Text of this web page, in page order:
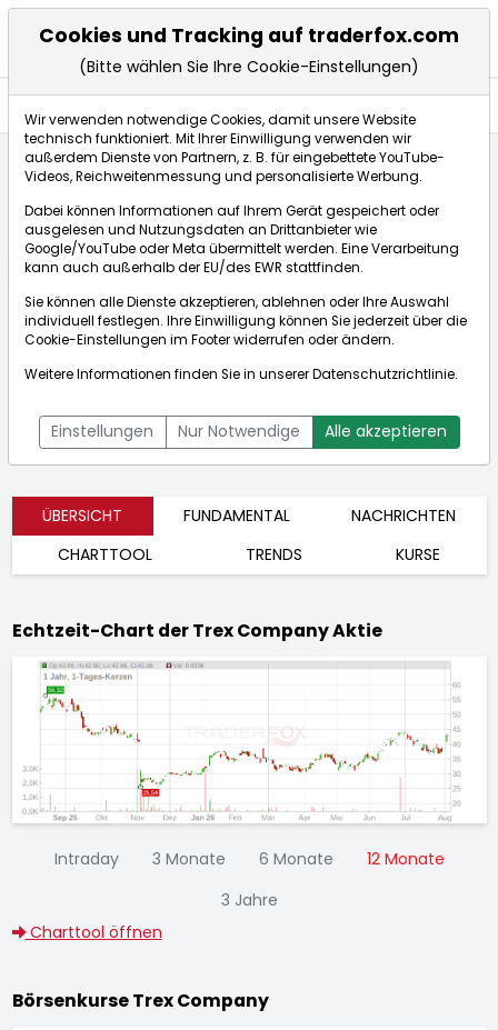
Börse:
US89531P1057]
Aktienkurse
Bid:41,840€Ask:42,020€
ÜBERSICHT FUNDAMENTAL
NACHRICHTEN
CHARTTOOL
TRENDS KURSE
Echtzeit-Chart der Trex Company Aktie
Intraday 3 Monate 6 Monate
12 Monate
3 Jahre
Charttool öffnen
Börsenkurse Trex Company
Cookies und Tracking auf traderfox.com
(Bitte wählen Sie Ihre Cookie-Einstellungen)
Wir verwenden notwendige Cookies, damit unsere Website
technisch funktioniert. Mit Ihrer Einwilligung verwenden wir
außerdem Dienste von Partnern, z. B. für eingebettete YouTube-
Videos, Reichweitenmessung und personalisierte Werbung.
Dabei können Informationen auf Ihrem Gerät gespeichert oder
ausgelesen und Nutzungsdaten an Drittanbieter wie
Google/YouTube oder Meta übermittelt werden. Eine Verarbeitung
kann auch außerhalb der EU/des EWR stattfinden.
Sie können alle Dienste akzeptieren, ablehnen oder Ihre Auswahl
individuell festlegen. Ihre Einwilligung können Sie jederzeit über die
Cookie-Einstellungen im Footer widerrufen oder ändern.
Weitere Informationen finden Sie in unsererDatenschutzrichtlinie.
Einstellungen Nur Notwendige Alle akzeptieren